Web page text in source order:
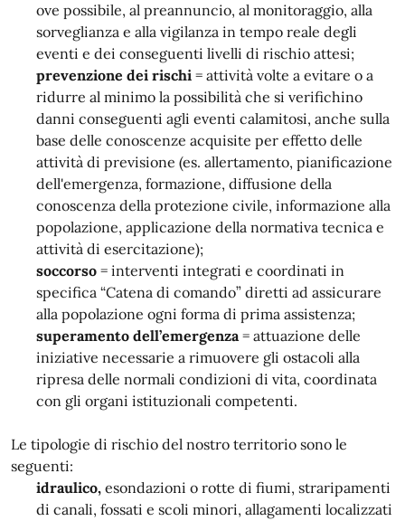
ove possibile, al preannuncio, al monitoraggio, alla
sorveglianza e alla vigilanza in tempo reale degli
eventi e dei conseguenti livelli di rischio attesi;
prevenzione dei rischi = attività volte a evitare o a
ridurre al minimo la possibilità che si verifichino
danni conseguenti agli eventi calamitosi, anche sulla
base delle conoscenze acquisite per effetto delle
attività di previsione (es. allertamento, pianificazione
dell'emergenza, formazione, diffusione della
conoscenza della protezione civile, informazione alla
popolazione, applicazione della normativa tecnica e
attività di esercitazione);
soccorso = interventi integrati e coordinati in
specifica “Catena di comando” diretti ad assicurare
alla popolazione ogni forma di prima assistenza;
superamento dell’emergenza= attuazione delle
iniziative necessarie a rimuovere gli ostacoli alla
ripresa delle normali condizioni di vita, coordinata
con gli organi istituzionali competenti.
Le tipologie di rischio del nostro territorio sono le
seguenti:
idraulico, esondazioni o rotte di fiumi, straripamenti
di canali, fossati e scoli minori, allagamenti localizzati